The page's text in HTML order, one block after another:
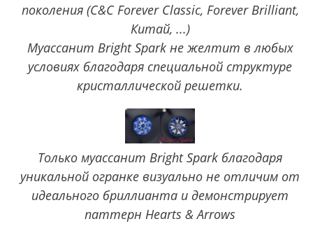
поколения (C&C Forever Classic, Forever Brilliant,
Китай, ...)
Муассанит Bright Spark не желтит в любых
условиях благодаря специальной структуре
кристаллической решетки.
Только муассанит Bright Spark благодаря
уникальной огранке визуально не отличим от
идеального бриллианта и демонстрирует
паттерн Hearts & Arrows